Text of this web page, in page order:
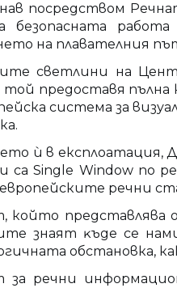
посредством
безопасната
на плавателния
светлини на
предоставя пълна
система за
ѝ в експлоатация,
са Single Window по
речни
който пpeдcтaвлявa
знаят ĸъдe се
обстановка,
речни